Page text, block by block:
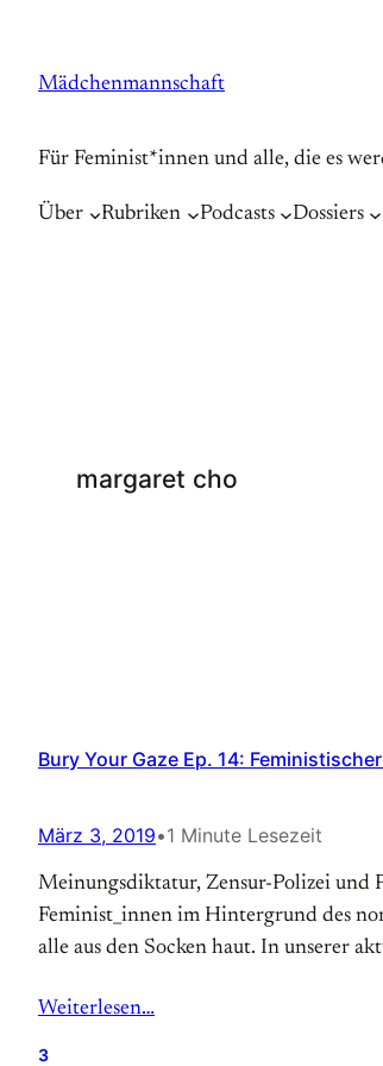
springen
Mädchenmannschaft
Für Feminist*innen und alle, die es
Über Rubriken Podcasts Dossiers
margaret cho
Bury Your Gaze Ep. 14:
März 3, 2019•1 Minute Lesezeit
Meinungsdiktatur, Zensur-Polizei und
Feminist_innen im Hintergrund des
alle aus den Socken haut. In unserer
Weiterlesen…
3